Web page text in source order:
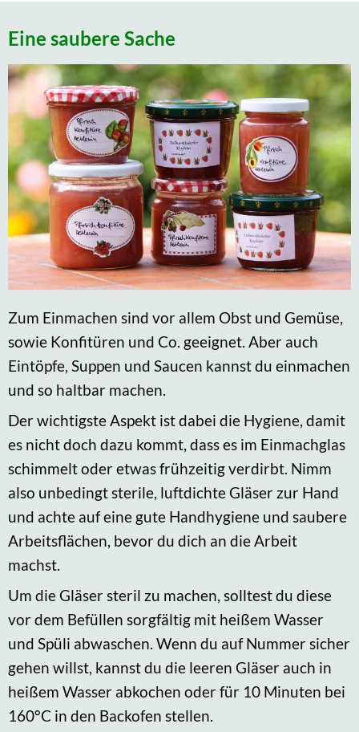
Eine saubere Sache
Zum Einmachen sind vor allem Obst und Gemüse,
sowie Konfitüren und Co. geeignet. Aber auch
Eintöpfe, Suppen und Saucen kannst du einmachen
und so haltbar machen.
Der wichtigste Aspekt ist dabei die Hygiene, damit
es nicht doch dazu kommt, dass es im Einmachglas
schimmelt oder etwas frühzeitig verdirbt. Nimm
also unbedingt sterile, luftdichte Gläser zur Hand
und achte auf eine gute Handhygiene und saubere
Arbeitsflächen, bevor du dich an die Arbeit
machst.
Um die Gläser steril zu machen, solltest du diese
vor dem Befüllen sorgfältig mit heißem Wasser
und Spüli abwaschen. Wenn du auf Nummer sicher
gehen willst, kannst du die leeren Gläser auch in
heißem Wasser abkochen oder für 10 Minuten bei
160°C in den Backofen stellen.